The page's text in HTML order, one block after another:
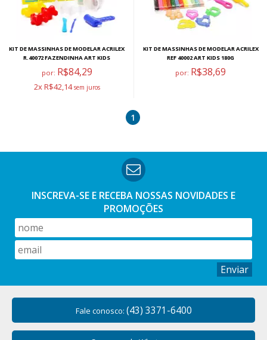
KIT DE MASSINHAS DE MODELAR ACRILEX
R.40072 FAZENDINHA ART KIDS
por: R$84,29
2x R$42,14
KIT DE MASSINHAS DE MODELAR ACRILEX
REF 40002 ART KIDS 180G
por: R$38,69
1
INSCREVA-SE E RECEBA NOSSAS NOVIDADES E
PROMOÇÕES
Enviar
Fale conosco: (43) 3371-6400